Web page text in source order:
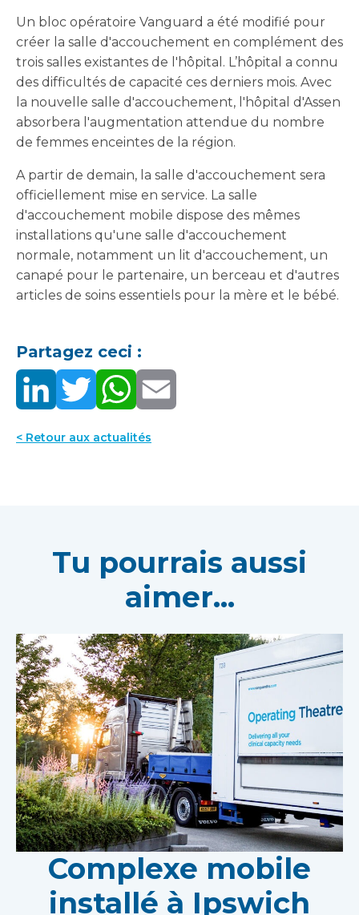
Un bloc opératoire Vanguard a été modifié pour
créer la salle d'accouchement en complément des
trois salles existantes de l'hôpital. L’hôpital a connu
des difficultés de capacité ces derniers mois. Avec
la nouvelle salle d'accouchement, l'hôpital d'Assen
absorbera l'augmentation attendue du nombre
de femmes enceintes de la région.
A partir de demain, la salle d'accouchement sera
officiellement mise en service. La salle
d'accouchement mobile dispose des mêmes
installations qu'une salle d'accouchement
normale, notamment un lit d'accouchement, un
canapé pour le partenaire, un berceau et d'autres
articles de soins essentiels pour la mère et le bébé.
Partagez ceci :
< Retour aux actualités
Tu pourrais aussi
aimer...
Complexe mobile
installé à Ipswich